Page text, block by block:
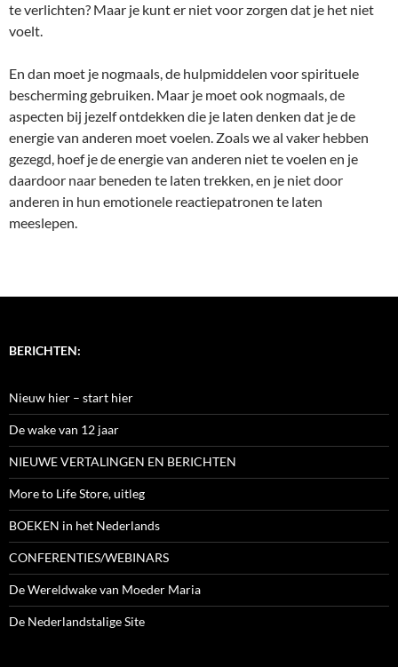
te verlichten? Maar je kunt er niet voor zorgen dat je het niet
voelt.
En dan moet je nogmaals, de hulpmiddelen voor spirituele
bescherming gebruiken. Maar je moet ook nogmaals, de
aspecten bij jezelf ontdekken die je laten denken dat je de
energie van anderen moet voelen. Zoals we al vaker hebben
gezegd, hoef je de energie van anderen niet te voelen en je
daardoor naar beneden te laten trekken, en je niet door
anderen in hun emotionele reactiepatronen te laten
meeslepen.
BERICHTEN:
Nieuw hier – start hier
De wake van 12 jaar
NIEUWE VERTALINGEN EN BERICHTEN
More to Life Store, uitleg
BOEKEN in het Nederlands
CONFERENTIES/WEBINARS
De Wereldwake van Moeder Maria
De Nederlandstalige Site